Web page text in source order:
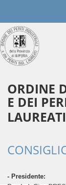
ORDINE
E DEI
LAUREATI
- Presidente: